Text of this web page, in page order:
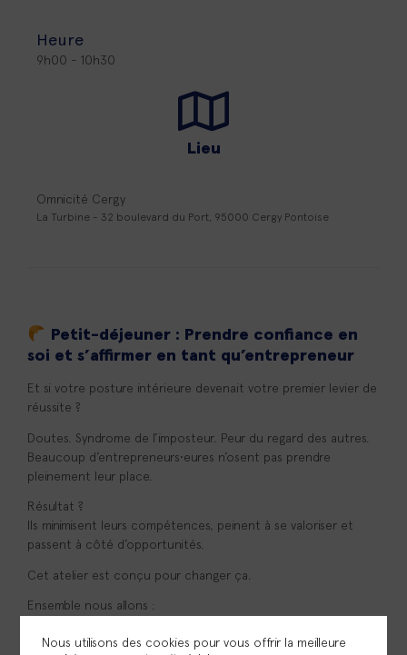
Heure
9h00 - 10h30
Lieu
Omnicité Cergy
La Turbine - 32 boulevard du Port, 95000 Cergy Pontoise
Petit-déjeuner : Prendre confiance en
soi et s’affirmer en tant qu’entrepreneur
Et si votre posture intérieure devenait votre premier levier de
réussite ?
Doutes. Syndrome de l’imposteur. Peur du regard des autres.
Beaucoup d’entrepreneurs•eures n’osent pas prendre
pleinement leur place.
Résultat ?
Ils minimisent leurs compétences, peinent à se valoriser et
passent à côté d’opportunités.
Cet atelier est conçu pour changer ça.
Ensemble nous allons :
• Vous reconnecter à vos compétences et votre valeur
Nous utilisons des cookies pour vous offrir la meilleure